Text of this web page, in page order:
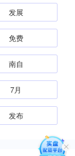
发展
免费
南自
7月
发布